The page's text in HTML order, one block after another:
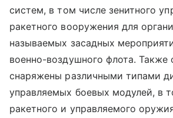
систем, в том числе зенитного
ракетного вооружения для
называемых засадных
военно-воздушного флота. Также
снаряжены различными типами
управляемых боевых модулей, в
ракетного и управляемого